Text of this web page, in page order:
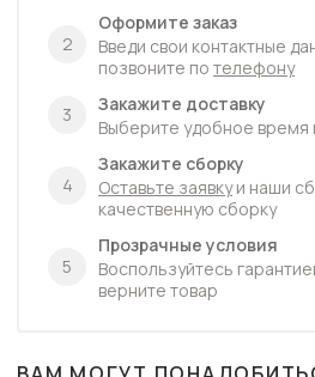
Шкаф навесной Альфа высокий
600х920х300 1-дв.
В наличии
5389
2
Оформите заказ
Введи свои контактные
позвоните по телефону
3
Закажите доставку
Выберите удобное время
4
Закажите сборку
Оставьте заявкуи наши
качественную сборку
5
Прозрачные условия
Воспользуйтесь
верните товар